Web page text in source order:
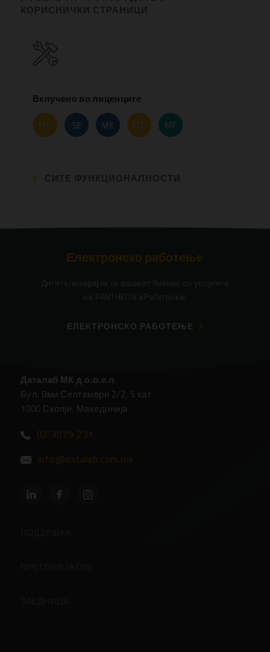
Вклучено во лиценците
Електронско работење
Дигитализирајте го вашиот бизнис со услугите
на PANTHEON еРаботење.
ЕЛЕКТРОНСКО РАБОТЕЊЕ
Даталаб МК д.о.о.е.л
Бул. 8ми Септември 2/2, 5 кат
1000 Скопје, Македонија
02 3079 231
info@datalab.com.mk